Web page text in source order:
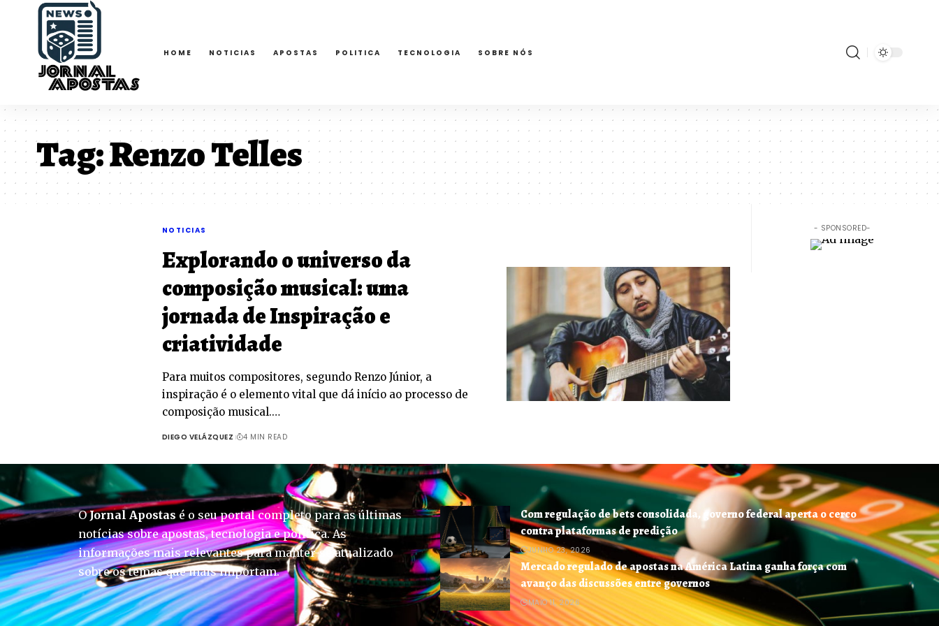
HOME NOTICIAS APOSTAS POLITICA TECNOLOGIA SOBRE NÓS
Tag:Renzo Telles
NOTICIAS
Explorando o universo da
composição musical: uma
jornada de Inspiração e
criatividade
Para muitos compositores, segundo Renzo Júnior, a
inspiração é o elemento vital que dá início ao processo de
composição musical.…
DIEGO VELÁZQUEZ 4 MIN READ
- SPONSORED-
OJornal Apostas é o seu portal completo para as últimas
notícias sobre apostas, tecnologia e política. As
informações mais relevantes para manter-se atualizado
sobre os temas que mais importam.
Com regulação de bets consolidada, governo federal aperta o cerco
contra plataformas de predição
JUNHO 23, 2026
Mercado regulado de apostas na América Latina ganha força com
avanço das discussões entre governos
MAIO 11, 2026